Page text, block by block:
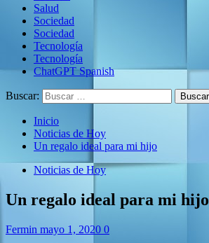
Salud
Sociedad
Sociedad
Tecnología
Tecnología
ChatGPT Spanish
Buscar:
Inicio
Noticias de Hoy
Un regalo ideal para mi hijo
Noticias de Hoy
Un regalo ideal para mi hijo
Fermin mayo 1, 2020 0